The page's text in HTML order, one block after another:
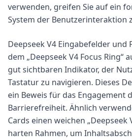
verwenden, greifen Sie auf ein
System der Benutzerinteraktion
Deepseek V4 Eingabefelder
dem „Deepseek V4 Focus Ring“
gut sichtbaren Indikator, der
Tastatur zu navigieren. Dieses
ein Beweis für das Engagement
Barrierefreiheit. Ähnlich
Cards einen weichen „Deepseek
harten Rahmen, um